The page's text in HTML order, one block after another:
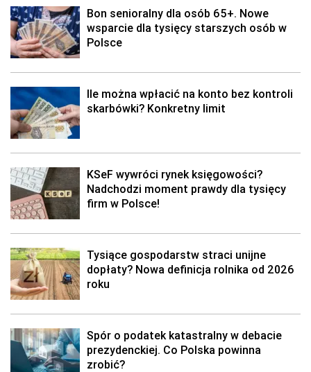
Bon senioralny dla osób 65+. Nowe
wsparcie dla tysięcy starszych osób w
Polsce
Ile można wpłacić na konto bez kontroli
skarbówki? Konkretny limit
KSeF wywróci rynek księgowości?
Nadchodzi moment prawdy dla tysięcy
firm w Polsce!
Tysiące gospodarstw straci unijne
dopłaty? Nowa definicja rolnika od 2026
roku
Spór o podatek katastralny w debacie
prezydenckiej. Co Polska powinna
zrobić?